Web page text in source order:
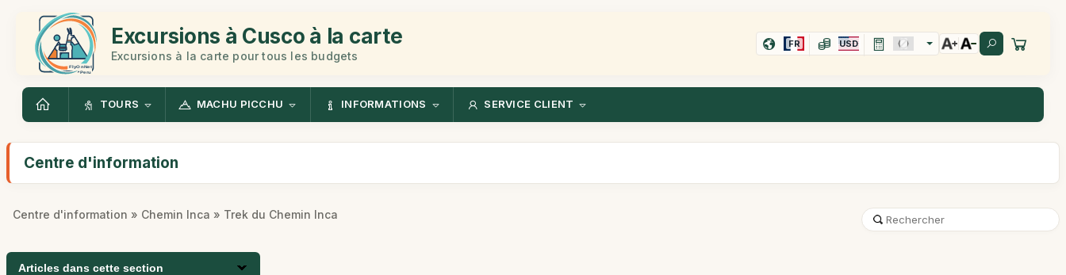
Excursions à Cusco à la carte
Excursions à la carte pour tous les budgets
FR USD
TOURS MACHU PICCHU INFORMATIONS SERVICE CLIENT
Centre d'information
Centre d'information » Chemin Inca » Trek du Chemin Inca
Articles dans cette section